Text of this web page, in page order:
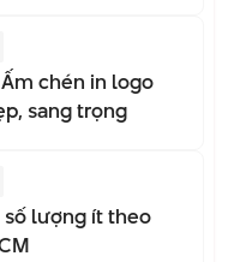
chén in logo
sang trọng
số lượng ít theo